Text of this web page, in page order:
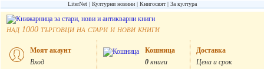
LiterNet Културни новини Книгосвят За култура
над 1000 търговци на стари и нови книги
Моят акаунт
Вход
Кошница
0книги
Доставка
Цена и срок